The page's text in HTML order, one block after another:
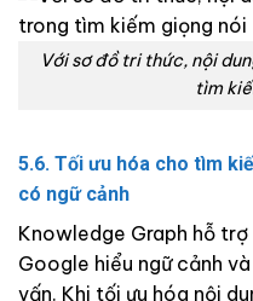
Với sơ đồ tri thức, nội
tìm
5.6. Tối ưu hóa cho tìm
có ngữ cảnh
Knowledge Graph hỗ
Google hiểu ngữ cảnh
vấn. Khi tối ưu hóa nội